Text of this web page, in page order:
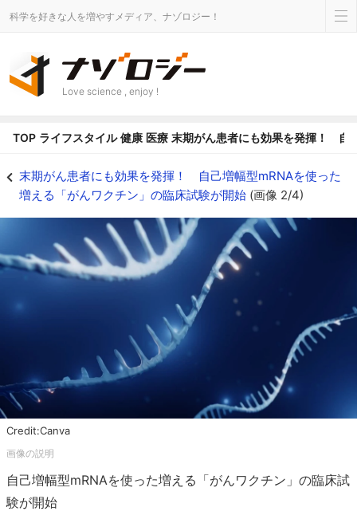
科学を好きな人を増やすメディア、ナゾロジー！
Love science , enjoy !
TOP ライフスタイル 健康 医療 末期がん患者にも効果を発揮！ 自
末期がん患者にも効果を発揮！ 自己増幅型mRNAを使った
増える「がんワクチン」の臨床試験が開始 (画像 2/4)
Credit:Canva
自己増幅型mRNAを使った増える「がんワクチン」の臨床試
験が開始